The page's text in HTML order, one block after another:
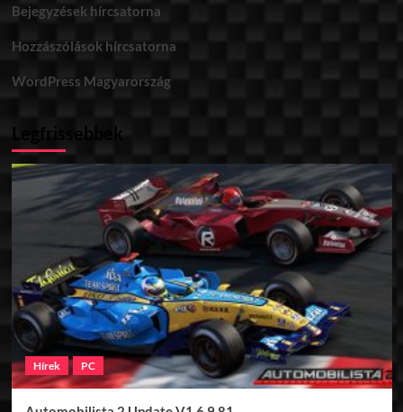
Bejegyzések hírcsatorna
Hozzászólások hírcsatorna
WordPress Magyarország
Legfrissebbek
Hírek PC